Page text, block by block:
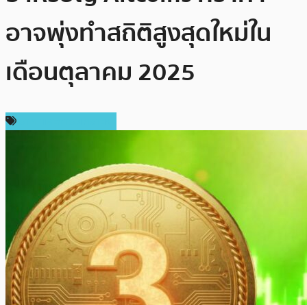
อาจพุ่งทำสถิติสูงสุดใหม่ใน
เดือนตุลาคม 2025